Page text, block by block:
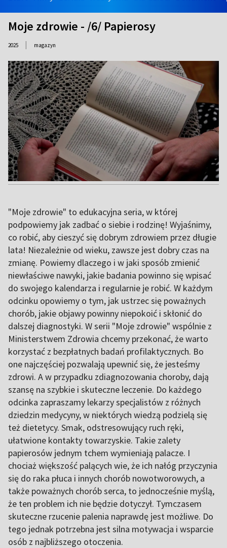
Moje zdrowie - /6/ Papierosy
2025 | magazyn
"Moje zdrowie" to edukacyjna seria, w której
podpowiemy jak zadbać o siebie i rodzinę! Wyjaśnimy,
co robić, aby cieszyć się dobrym zdrowiem przez długie
lata! Niezależnie od wieku, zawsze jest dobry czas na
zmianę. Powiemy dlaczego i w jaki sposób zmienić
niewłaściwe nawyki, jakie badania powinno się wpisać
do swojego kalendarza i regularnie je robić. W każdym
odcinku opowiemy o tym, jak ustrzec się poważnych
chorób, jakie objawy powinny niepokoić i skłonić do
dalszej diagnostyki. W serii "Moje zdrowie" wspólnie z
Ministerstwem Zdrowia chcemy przekonać, że warto
korzystać z bezpłatnych badań profilaktycznych. Bo
one najczęściej pozwalają upewnić się, że jesteśmy
zdrowi. A w przypadku zdiagnozowania choroby, dają
szansę na szybkie i skuteczne leczenie. Do każdego
odcinka zapraszamy lekarzy specjalistów z różnych
dziedzin medycyny, w niektórych wiedzą podzielą się
też dietetycy. Smak, odstresowujący ruch ręki,
ułatwione kontakty towarzyskie. Takie zalety
papierosów jednym tchem wymieniają palacze. I
chociaż większość palących wie, że ich nałóg przyczynia
się do raka płuca i innych chorób nowotworowych, a
także poważnych chorób serca, to jednocześnie myślą,
że ten problem ich nie będzie dotyczył. Tymczasem
skuteczne rzucenie palenia naprawdę jest możliwe. Do
tego jednak potrzebna jest silna motywacja i wsparcie
osób z najbliższego otoczenia.